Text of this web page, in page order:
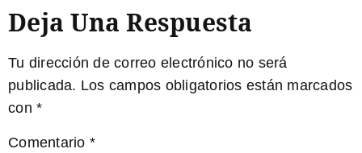
Deja Una Respuesta
Tu dirección de correo electrónico no será
publicada. Los campos obligatorios están marcados
con *
Comentario *